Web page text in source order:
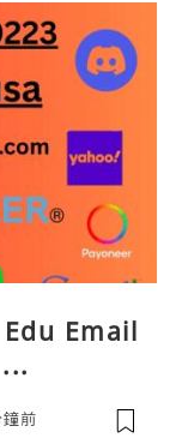
Email
前